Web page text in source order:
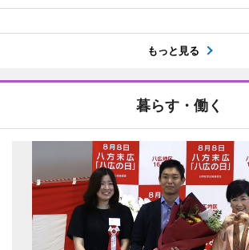
もっと見る
暮らす・働く